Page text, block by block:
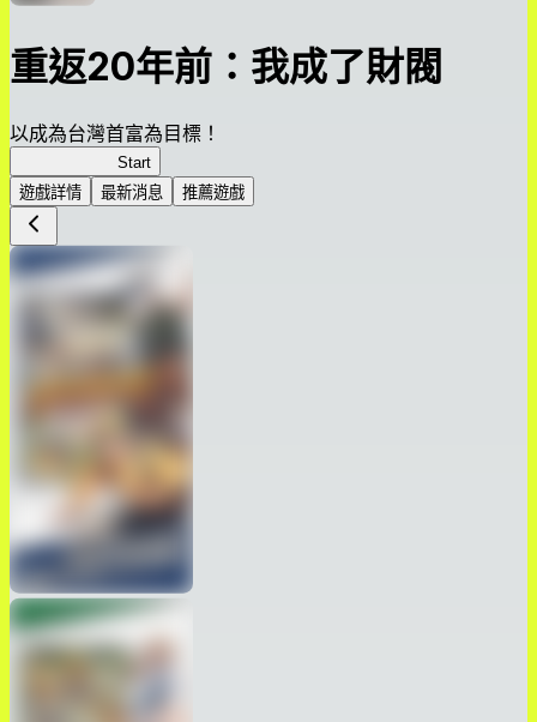
重返20年前：我成了財閥
以成為台灣首富為目標！
Start
遊戲詳情
最新消息 推薦遊戲